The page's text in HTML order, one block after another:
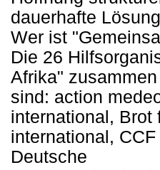
dauerhafte
Wer ist
Die 26
Afrika"
sind: action
international, Brot
international,
Deutsche